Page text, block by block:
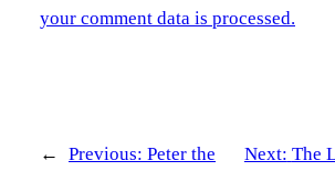
your comment data is processed.
← Previous: Peter the
Next: The